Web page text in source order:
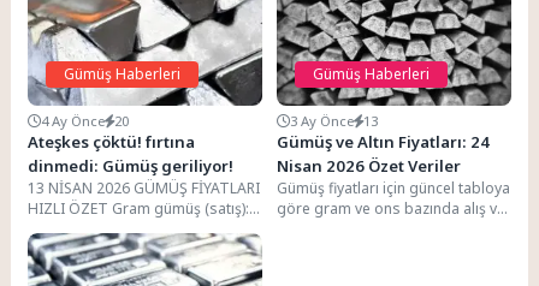
Gümüş Haberleri
4 Ay Önce 20
Ateşkes çöktü! fırtına
dinmedi: Gümüş geriliyor!
13 NİSAN 2026 GÜMÜŞ FİYATLARI
HIZLI ÖZET Gram gümüş (satış):
106,86 TL Ons gümüş (satış):...
Gümüş Haberleri
3 Ay Önce 13
Gümüş ve Altın Fiyatları: 24
Nisan 2026 Özet Veriler
Gümüş fiyatları için güncel tabloya
göre gram ve ons bazında alış ve